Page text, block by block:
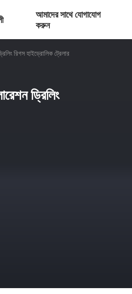
আমাদের সাথে যোগাযোগ
করুন
রিগস হাইড্রোলিক ট্রেলার
ড্রিলিং